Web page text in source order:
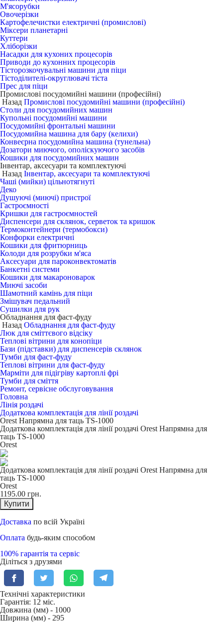
М'ясорубки
Овочерізки
Картофелечистки електричні (промислові)
Міксери планетарні
Куттери
Хліборізки
Насадки для кухоних процесорів
Приводи до кухонних процесорів
Тісторозкочувальні машини для піци
Тістоділителі-округлювачі тіста
Прес для піци
Промислові посудомийні машини (професійні)
Назад Промислові посудомийні машини (професійні)
Столи для посудомийних машин
Купольні посудомийні машини
Посудомийні фронтальні машини
Посудомийна машина для бару (келихи)
Конвеєрна посудомийна машина (тунельна)
Дозатори миючого, ополіскуючого засобів
Кошики для посудомийних машин
Інвентар, аксесуари та комплектуючі
Назад Інвентар, аксесуари та комплектуючі
Чаші (мийки) цільнотягнуті
Деко
Душуючі (миючі) пристрої
Гастроємності
Кришки для гастроємностей
Диспенсери для склянок, серветок та кришок
Термоконтейнери (термобокси)
Конфорки електричні
Кошики для фритюрниць
Колоди для розрубки м'яса
Аксесуари для пароконвектоматів
Банкетні системи
Кошики для макароноварок
Миючі засоби
Шамотний камінь для піци
Змішувач педальний
Сушилки для рук
Обладнання для фаст-фуду
Назад Обладнання для фаст-фуду
Люк для сміттєвого відсіку
Теплові вітрини для конопіци
Бази (підставки) для диспенсерів склянок
Тумби для фаст-фуду
Теплові вітрини для фаст-фуду
Марміти для підігріву картоплі фрі
Тумби для сміття
Ремонт, сервісне обслуговування
Головна
Лінія роздачі
Додаткова комплектація для лінії роздачі
Orest Напрямна для таць TS-1000
Додаткова комплектація для лінії роздачі Orest Напрямна для
таць TS-1000
Orest
Додаткова комплектація для лінії роздачі Orest Напрямна для
таць TS-1000
Orest
1195.00 грн.
Купити
Доставка по всій Україні
Оплата будь-яким способом
100% гарантія та сервіс
Діліться з друзями
Технічні характеристики
Гарантія: 12 міс.
Довжина (мм) - 1000
Ширина (мм) - 295